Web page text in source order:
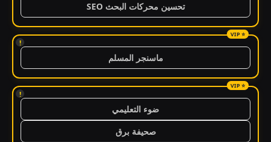
تحسين محركات البحث SEO
!
ماسنجر المسلم
!
ضوء التعليمي
صحيفة برق